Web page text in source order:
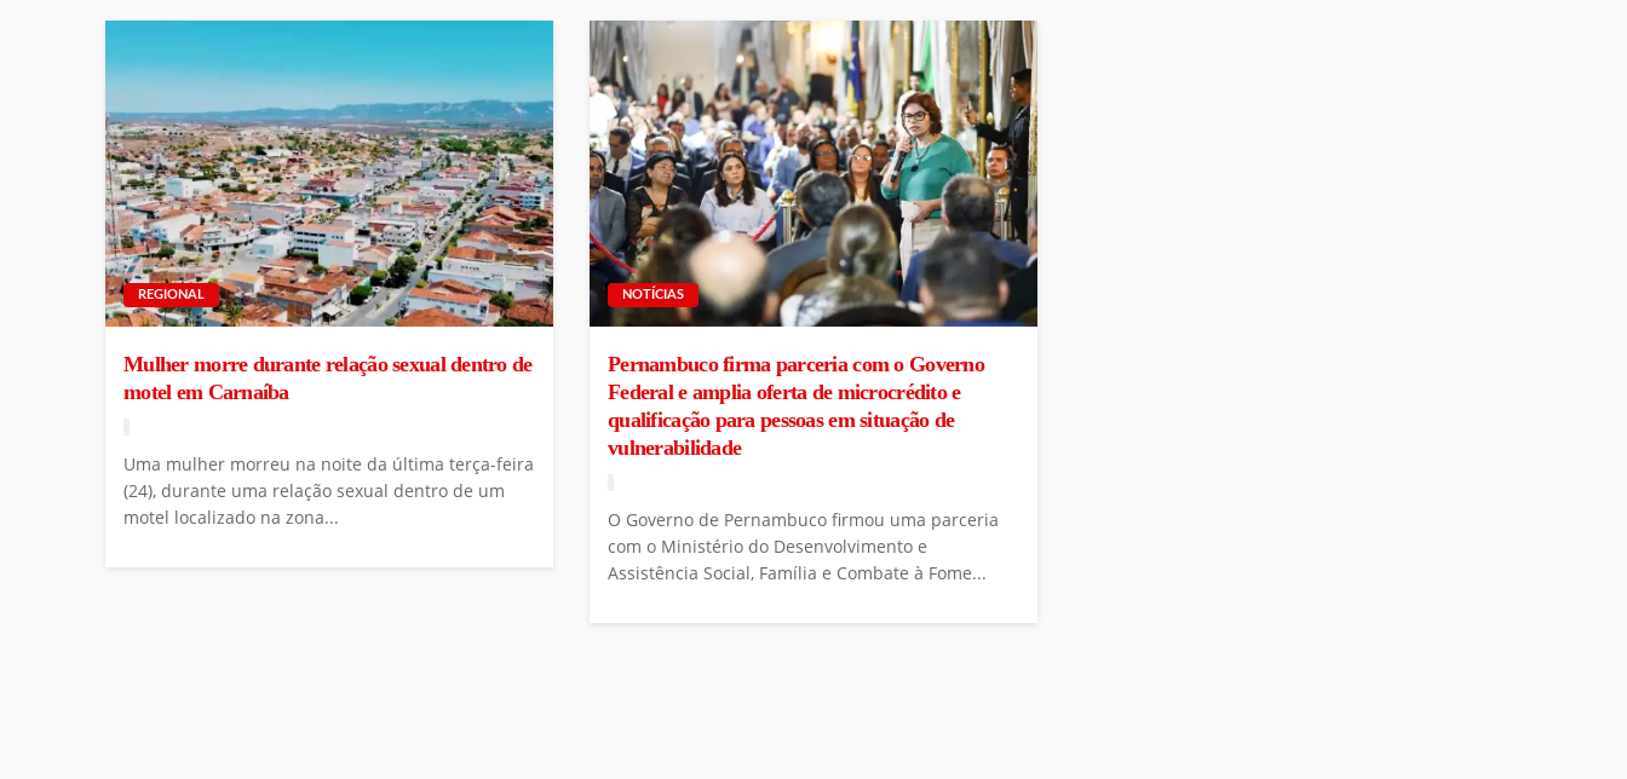
REGIONAL
Mulher morre durante relação sexual dentro de
motel em Carnaíba
Uma mulher morreu na noite da última terça-feira
(24), durante uma relação sexual dentro de um
motel localizado na zona...
NOTÍCIAS
Pernambuco firma parceria com o Governo
Federal e amplia oferta de microcrédito e
qualificação para pessoas em situação de
vulnerabilidade
O Governo de Pernambuco firmou uma parceria
com o Ministério do Desenvolvimento e
Assistência Social, Família e Combate à Fome...